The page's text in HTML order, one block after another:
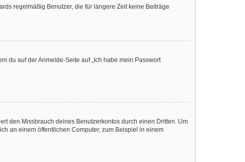
regelmäßig Benutzer, die für längere Zeit keine Beiträge
du auf der Anmelde-Seite auf „Ich habe mein Passwort
den Missbrauch deines Benutzerkontos durch einen Dritten. Um
an einem öffentlichen Computer, zum Beispiel in einem